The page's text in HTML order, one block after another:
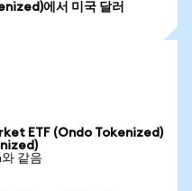
에서 미국 달러
ETF (Ondo Tokenized)
같음